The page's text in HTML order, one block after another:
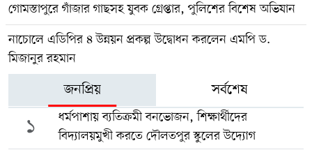
গোমস্তাপুরে গাঁজার গাছসহ যুবক গ্রেপ্তার, পুলিশের বিশেষ অভিযান
নাচোলে এডিপির ৪ উন্নয়ন প্রকল্প উদ্বোধন করলেন এমপি ড.
মিজানুর রহমান
জনপ্রিয় সর্বশেষ
১
ধর্মপাশায় ব্যতিক্রমী বনভোজন, শিক্ষার্থীদের
বিদ্যালয়মুখী করতে দৌলতপুর স্কুলের উদ্যোগ